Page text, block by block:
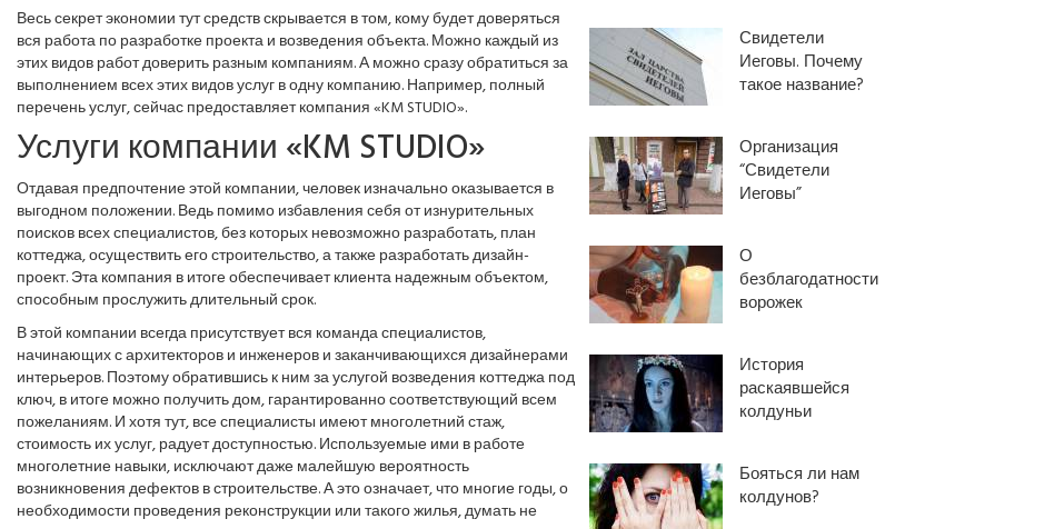
Весь секрет экономии тут средств скрывается в том, кому будет доверяться
вся работа по разработке проекта и возведения объекта. Можно каждый из
этих видов работ доверить разным компаниям. А можно сразу обратиться за
выполнением всех этих видов услуг в одну компанию. Например, полный
перечень услуг, сейчас предоставляет компания «KM STUDIO».
Услуги компании «KM STUDIO»
Отдавая предпочтение этой компании, человек изначально оказывается в
выгодном положении. Ведь помимо избавления себя от изнурительных
поисков всех специалистов, без которых невозможно разработать, план
коттеджа, осуществить его строительство, а также разработать дизайн-
проект. Эта компания в итоге обеспечивает клиента надежным объектом,
способным прослужить длительный срок.
В этой компании всегда присутствует вся команда специалистов,
начинающих с архитекторов и инженеров и заканчивающихся дизайнерами
интерьеров. Поэтому обратившись к ним за услугой возведения коттеджа под
ключ, в итоге можно получить дом, гарантированно соответствующий всем
пожеланиям. И хотя тут, все специалисты имеют многолетний стаж,
стоимость их услуг, радует доступностью. Используемые ими в работе
многолетние навыки, исключают даже малейшую вероятность
возникновения дефектов в строительстве. А это означает, что многие годы, о
необходимости проведения реконструкции или такого жилья, думать не
Свидетели
Иеговы. Почему
такое название?
Организация
“Свидетели
Иеговы”
О
безблагодатности
ворожек
История
раскаявшейся
колдуньи
Бояться ли нам
колдунов?